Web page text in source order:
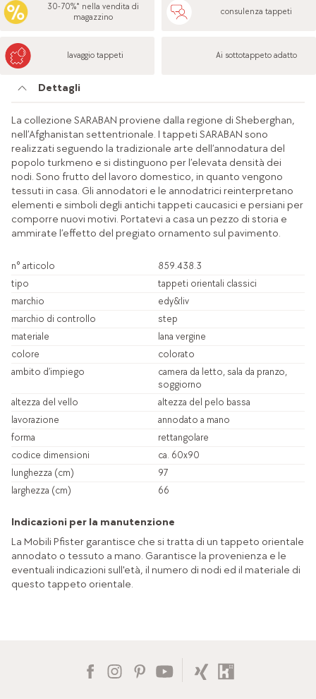
30-70%* nella vendita di
magazzino
consulenza tappeti
lavaggio tappeti Ai sottotappeto adatto
Dettagli
La collezione SARABAN proviene dalla regione di Sheberghan,
nell’Afghanistan settentrionale. I tappeti SARABAN sono
realizzati seguendo la tradizionale arte dell’annodatura del
popolo turkmeno e si distinguono per l’elevata densità dei
nodi. Sono frutto del lavoro domestico, in quanto vengono
tessuti in casa. Gli annodatori e le annodatrici reinterpretano
elementi e simboli degli antichi tappeti caucasici e persiani per
comporre nuovi motivi. Portatevi a casa un pezzo di storia e
ammirate l’effetto del pregiato ornamento sul pavimento.
n° articolo
859.438.3
tipo
tappeti orientali classici
marchio
edy&liv
marchio di controllo
step
materiale
lana vergine
colore
colorato
ambito d’impiego
camera da letto, sala da pranzo,
soggiorno
altezza del vello
altezza del pelo bassa
lavorazione
annodato a mano
forma
rettangolare
codice dimensioni
ca. 60x90
lunghezza (cm)
97
larghezza (cm)
66
Indicazioni per la manutenzione
La Mobili Pfister garantisce che si tratta di un tappeto orientale
annodato o tessuto a mano. Garantisce la provenienza e le
eventuali indicazioni sull'età, il numero di nodi ed il materiale di
questo tappeto orientale.